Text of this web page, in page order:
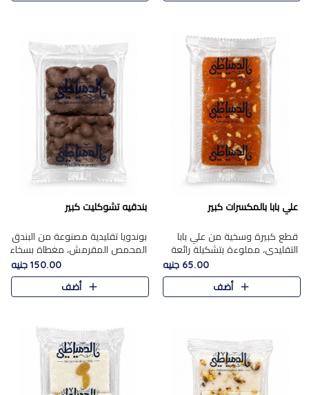
علي بابا بالمكسرات كبير
قطع كبيرة وسخية من علي بابا
التقليدي، مملوءة بتشكيلة رائعة
من المكسرات المحمصة المحمرة.
65.00 جنيه
أضف
بندقيه تشوكليت كبير
بوندويا تقليدية مصنوعة من البندق
المحمص المقرمش، مغطاة بسخاء
بشوكولاتة فاخرة غنية لتحقيق
التوازن المثالي بين قوام القرمشة
ونكهة الشوكولاتة ا..
150.00 جنيه
أضف